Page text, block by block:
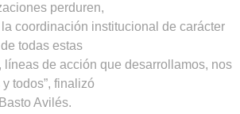
perduren,
coordinación institucional de carácter
todas estas
líneas de acción que desarrollamos, nos
todos”, finalizó
Avilés.